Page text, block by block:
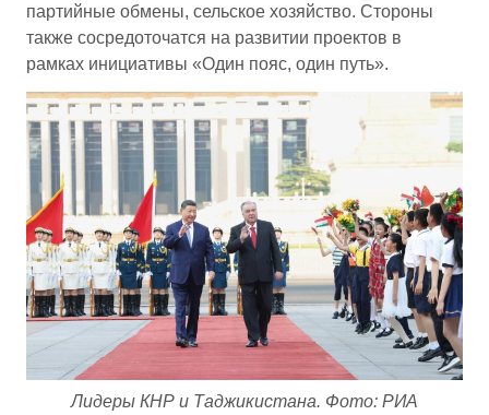
партийные обмены, сельское хозяйство. Стороны
также сосредоточатся на развитии проектов в
рамках инициативы «Один пояс, один путь».
Лидеры КНР и Таджикистана. Фото: РИА